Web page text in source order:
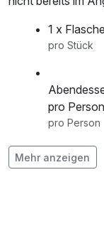
1 x
pro Stück
pro Person
pro Person
Obstkorb
pro Zimmer
Mehr anzeigen